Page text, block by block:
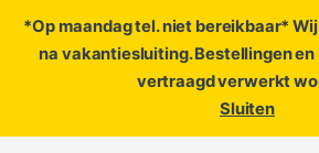
*Op maandag tel. niet bereikbaar*
na vakantiesluiting. Bestellingen
vertraagd verwerkt
Sluiten
ofopen een